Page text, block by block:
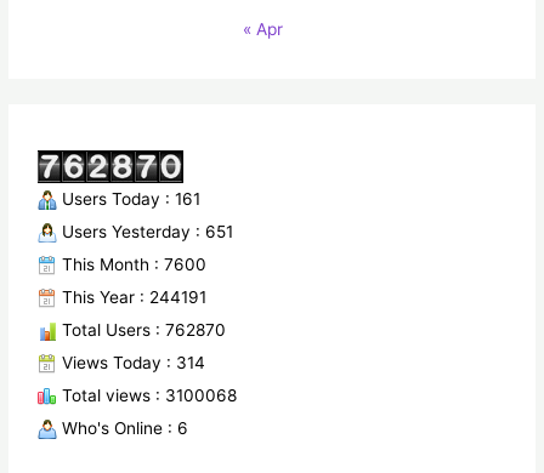
« Apr
Users Today : 161
Users Yesterday : 651
This Month : 7600
This Year : 244191
Total Users : 762870
Views Today : 314
Total views : 3100068
Who's Online : 6